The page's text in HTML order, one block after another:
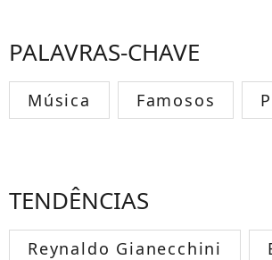
PALAVRAS-CHAVE
Música Famosos
TENDÊNCIAS
Reynaldo Gianecchini